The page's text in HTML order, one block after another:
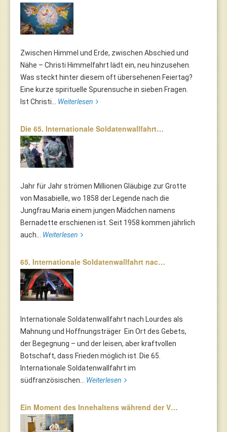
Zwischen Himmel und Erde, zwischen Abschied und
Nähe – Christi Himmelfahrt lädt ein, neu hinzusehen.
Was steckt hinter diesem oft übersehenen Feiertag?
Eine kurze spirituelle Spurensuche in sieben Fragen.
Ist Christi... Weiterlesen
Die 65. Internationale Soldatenwallfahrt…
Jahr für Jahr strömen Millionen Gläubige zur Grotte
von Masabielle, wo 1858 der Legende nach die
Jungfrau Maria einem jungen Mädchen namens
Bernadette erschienen ist. Seit 1958 kommen jährlich
auch... Weiterlesen
65. Internationale Soldatenwallfahrt nac…
Internationale Soldatenwallfahrt nach Lourdes als
Mahnung und Hoffnungsträger Ein Ort des Gebets,
der Begegnung – und der leisen, aber kraftvollen
Botschaft, dass Frieden möglich ist. Die 65.
Internationale Soldatenwallfahrt im
südfranzösischen... Weiterlesen
Ein Moment des Innehaltens während der V…